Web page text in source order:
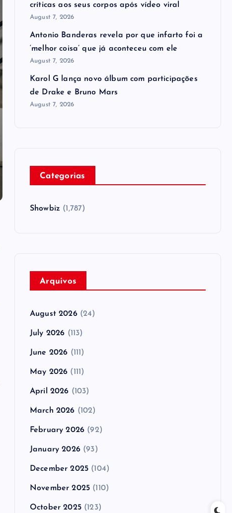
críticas ​a​os seus corpos após vídeo viral
August 7, 2026
Antonio Banderas revela por que infarto foi a
‘melhor coisa’ que já aconteceu com ele
August 7, 2026
Karol G lança novo álbum com participações
de Drake e Bruno Mars
August 7, 2026
Categorias
Showbiz (1,787)
Arquivos
August 2026(24)
July 2026 (113)
June 2026 (111)
May 2026 (111)
April 2026 (103)
March 2026 (102)
February 2026 (92)
January 2026(93)
December 2025 (104)
November 2025 (110)
October 2025(123)